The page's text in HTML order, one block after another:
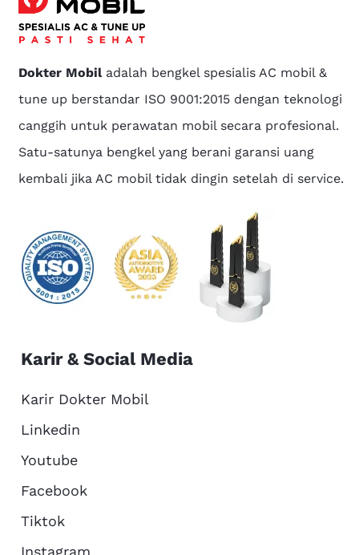
Dokter Mobiladalah bengkel spesialis AC mobil &
tune up berstandar ISO 9001:2015 dengan teknologi
canggih untuk perawatan mobil secara profesional.
Satu-satunya bengkel yang berani garansi uang
kembali jika AC mobil tidak dingin setelah di service.
Karir & Social Media
Karir Dokter Mobil
Linkedin
Youtube
Facebook
Tiktok
Instagram